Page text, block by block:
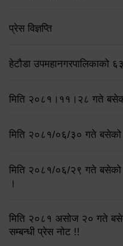
प्रेस विज्ञप्ति
हेटौडा उपमहानगरपालिकाको
मिति २०८१।११।२८ गते
मिति २०८१/०६/३० गते बसेको
मिति २०८१/०६/२९ गते बसेको
।
मिति २०८१ असोज २० गते
सम्बन्धी प्रेस नोट !!